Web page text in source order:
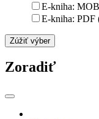
E-kniha:
E-kniha: PDF
Zúžiť výber
Zoradiť